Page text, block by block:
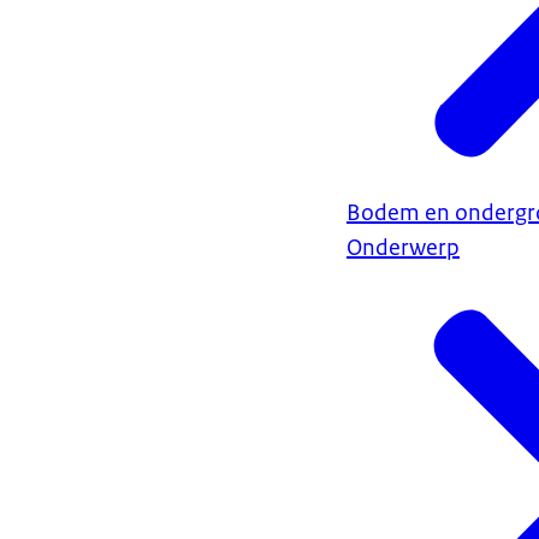
Bodem en
Onderwerp